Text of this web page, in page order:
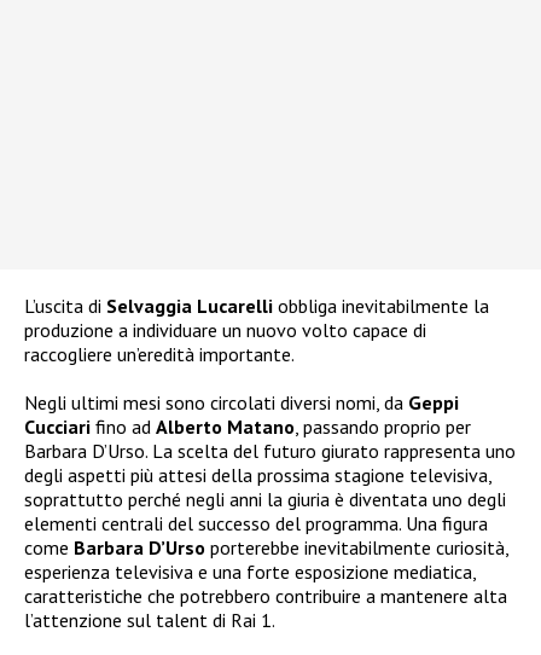
L’uscita di Selvaggia Lucarelli obbliga inevitabilmente la
produzione a individuare un nuovo volto capace di
raccogliere un’eredità importante.
Negli ultimi mesi sono circolati diversi nomi, da Geppi
Cucciari fino ad Alberto Matano, passando proprio per
Barbara D’Urso. La scelta del futuro giurato rappresenta uno
degli aspetti più attesi della prossima stagione televisiva,
soprattutto perché negli anni la giuria è diventata uno degli
elementi centrali del successo del programma. Una figura
come Barbara D’Urso porterebbe inevitabilmente curiosità,
esperienza televisiva e una forte esposizione mediatica,
caratteristiche che potrebbero contribuire a mantenere alta
l’attenzione sul talent di Rai 1.